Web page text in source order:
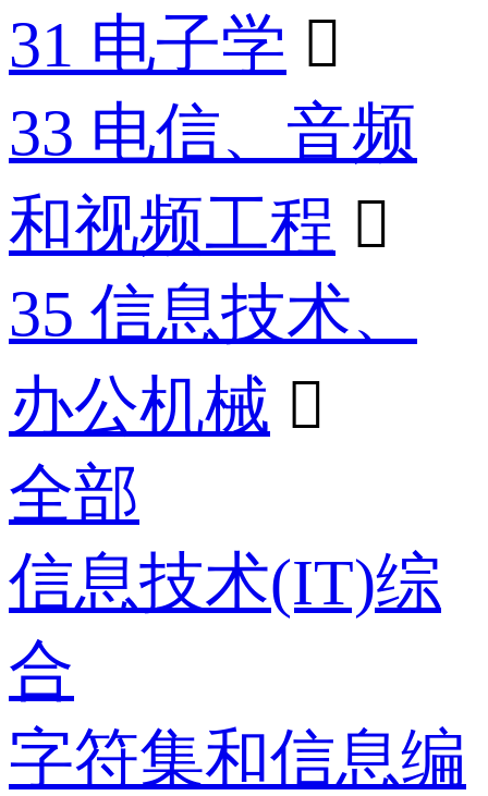
31 电子学 
33 电信、音频
和视频工程 
35 信息技术、
办公机械 
全部
信息技术(IT)综
合
字符集和信息编